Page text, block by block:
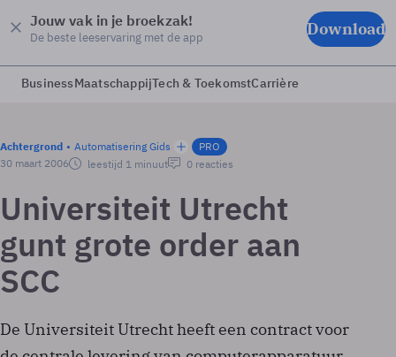
Jouw vak in je broekzak!
De beste leeservaring met de app Download
BusinessMaatschappijTech & ToekomstCarrière
Achtergrond Automatisering Gids
PRO
30 maart 2006
leestijd 1 minuut 0 reacties
Universiteit Utrecht
gunt grote order aan
SCC
De Universiteit Utrecht heeft een contract voor